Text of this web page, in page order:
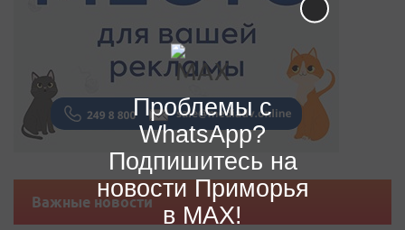
Важные новости
Проблемы с
WhatsApp?
Подпишитесь на
новости Приморья
в MAX!